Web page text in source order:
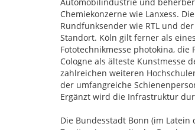
Chemiekonzerne wie Lanxess.
Rundfunksender wie RTL und
Standort. Köln gilt ferner als
Fototechnikmesse photokina, die
Cologne als älteste Kunstmesse
zahlreichen weiteren
der umfangreiche
Ergänzt wird die Infrastruktur
Die Bundesstadt Bonn (im